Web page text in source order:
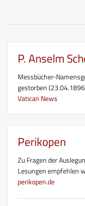
P. Anselm
Messbücher-
gestorben
Vatican News
Perikopen
Zu Fragen der
Lesungen empfehlen
perikopen.de